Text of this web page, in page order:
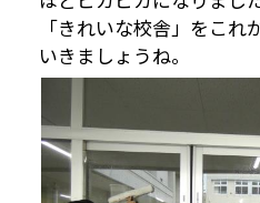
「きれいな校舎」をこ
いきましょうね。